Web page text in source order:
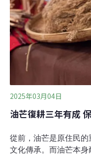
錢，買一間很大的房
話，他開始心想：「
可以一起玩、輪流玩
台灣，尚未像現在有
尤其在資源欠缺的偏鄉
2025年03月04日
油芒復耕三年有成
從前，油芒是原住民
文化傳承。而油芒本